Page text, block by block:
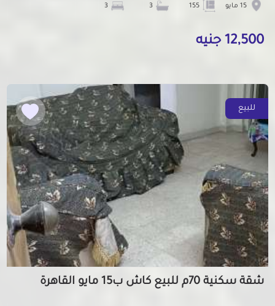
12,500 جنيه
للبيع
شقة سكنية 70م للبيع كاش ب15 مايو القاهرة